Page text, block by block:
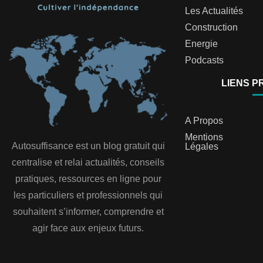
Autosuffisance est un blog gratuit qui
centralise et relai actualités, conseils
pratiques, ressources en ligne pour
les particuliers et professionnels qui
souhaitent s’informer, comprendre et
agir face aux enjeux futurs.
Les Actualités
Construction
Energie
Podcasts
LIENS
A Propos
Mentions
Légales